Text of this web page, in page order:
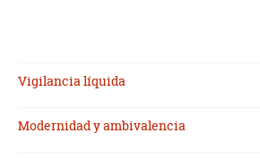
Vigilancia líquida
Modernidad y ambivalencia